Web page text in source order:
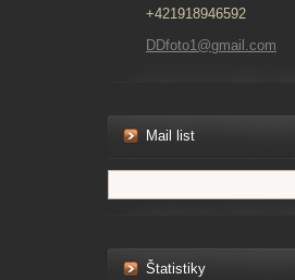
+421918946592
DDfoto1@gmail.com
Mail list
Štatistiky